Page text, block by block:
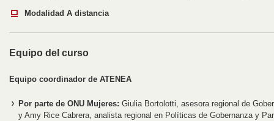
Modalidad A distancia
Equipo del curso
Equipo coordinador de ATENEA
Por parte de ONU Mujeres: Giulia Bortolotti, asesora regional de
y Amy Rice Cabrera, analista regional en Políticas de Gobernanza y